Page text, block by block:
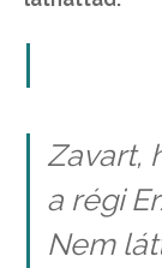
Zavart,
a régi
Nem